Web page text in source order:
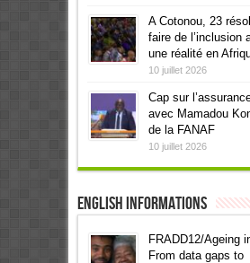
A Cotonou, 23
faire de l’inclusion
une réalité en
10 juillet 2026
Cap sur
avec Mamadou
de la FANAF
10 juillet 2026
English informations
FRADD12/Ageing
From data gaps to